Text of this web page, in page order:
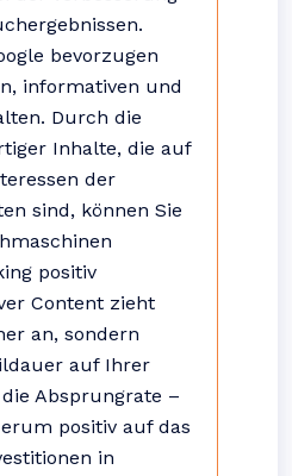
bevorzugen
informativen und
Durch die
Inhalte, die auf
der
sind, können Sie
positiv
Content zieht
an, sondern
auf Ihrer
Absprungrate –
positiv auf das
in